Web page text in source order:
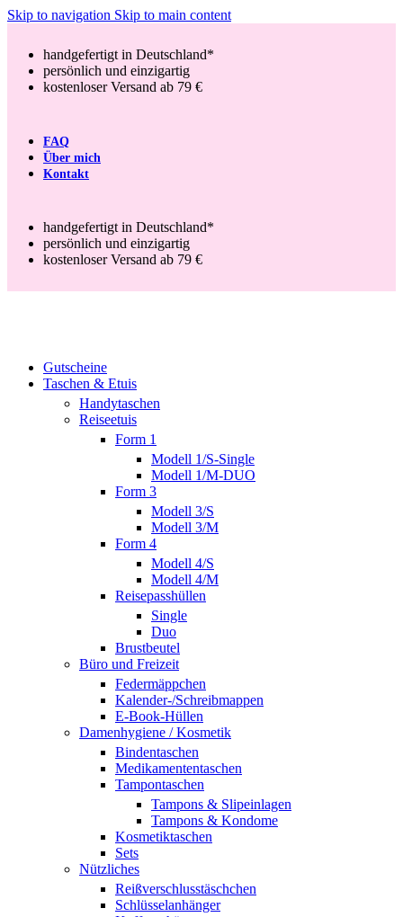
Skip to navigation Skip to main content
handgefertigt in Deutschland*
persönlich und einzigartig
kostenloser Versand ab 79 €
FAQ
Über mich
Kontakt
handgefertigt in Deutschland*
persönlich und einzigartig
kostenloser Versand ab 79 €
Gutscheine
Taschen & Etuis
Handytaschen
Reiseetuis
Form 1
Modell 1/S-Single
Modell 1/M-DUO
Form 3
Modell 3/S
Modell 3/M
Form 4
Modell 4/S
Modell 4/M
Reisepasshüllen
Single
Duo
Brustbeutel
Büro und Freizeit
Federmäppchen
Kalender-/Schreibmappen
E-Book-Hüllen
Damenhygiene / Kosmetik
Bindentaschen
Medikamententaschen
Tampontaschen
Tampons & Slipeinlagen
Tampons & Kondome
Kosmetiktaschen
Sets
Nützliches
Reißverschlusstäschchen
Schlüsselanhänger